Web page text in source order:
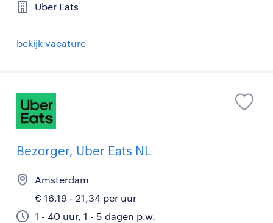
Uber Eats
bekijk vacature
Bezorger, Uber Eats NL
Amsterdam
€ 16,19 - 21,34 per uur
1 - 40 uur, 1 - 5 dagen p.w.